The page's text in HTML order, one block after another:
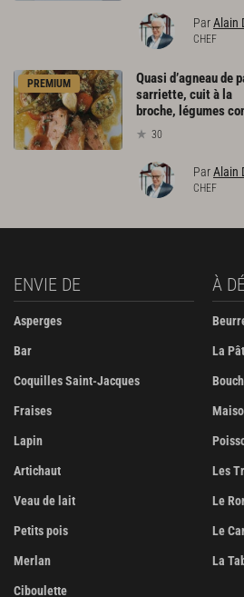
ParAlain
CHEF
PREMIUM
Quasi d’agneau de
sarriette, cuit à la
30
ParAlain
CHEF
ENVIE DE
Asperges
Bar
Coquilles Saint-Jacques
Fraises
Lapin
Artichaut
Veau de lait
Petits pois
Merlan
Ciboulette
À
La
Les
Le
Le
La